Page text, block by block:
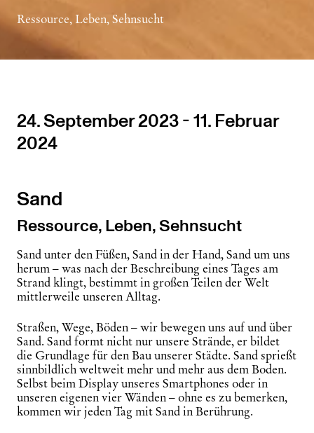
Ressource, Leben, Sehnsucht
24. September 2023 - 11. Februar
2024
Sand
Ressource, Leben, Sehnsucht
Sand unter den Füßen, Sand in der Hand, Sand um uns
herum – was nach der Beschreibung eines Tages am
Strand klingt, bestimmt in großen Teilen der Welt
mittlerweile unseren Alltag.
Straßen, Wege, Böden – wir bewegen uns auf und über
Sand. Sand formt nicht nur unsere Strände, er bildet
die Grundlage für den Bau unserer Städte. Sand sprießt
sinnbildlich weltweit mehr und mehr aus dem Boden.
Selbst beim Display unseres Smartphones oder in
unseren eigenen vier Wänden – ohne es zu bemerken,
kommen wir jeden Tag mit Sand in Berührung.